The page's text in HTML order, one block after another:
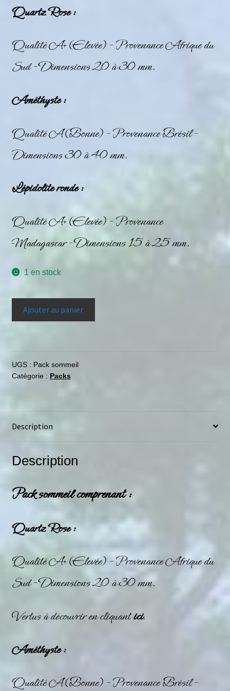
Quartz Rose :
Qualité A+ (Elevée) – Provenance Afrique du
Sud – Dimensions 20 à 30 mm.
Améthyste :
Qualité A (Bonne) – Provenance Brésil –
Dimensions 30 à 40 mm.
Lépidolite ronde :
Qualité A+ (Elevée) – Provenance
Madagascar – Dimensions 15 à 25 mm.
1 en stock
Ajouter au panier
UGS : Pack sommeil
Catégorie : Packs
Description
Description
Pack sommeil comprenant :
Quartz Rose :
Qualité A+ (Elevée) – Provenance Afrique du
Sud – Dimensions 20 à 30 mm.
Vertus à découvrir en cliquantici.
Améthyste :
Qualité A (Bonne) – Provenance Brésil –